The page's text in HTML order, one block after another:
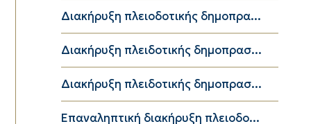
Διακήρυξη πλειοδοτικής δημοπρα...
Διακήρυξη πλειδοτικής δημοπρασ...
Διακήρυξη πλειδοτικής δημοπρασ...
Επαναληπτική διακήρυξη πλειοδο...